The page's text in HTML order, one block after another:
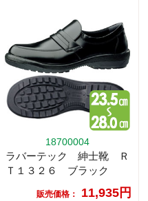
18700004
ラバーテック 紳士靴 Ｒ
Ｔ１３２６ ブラック
販売価格： 11,935円